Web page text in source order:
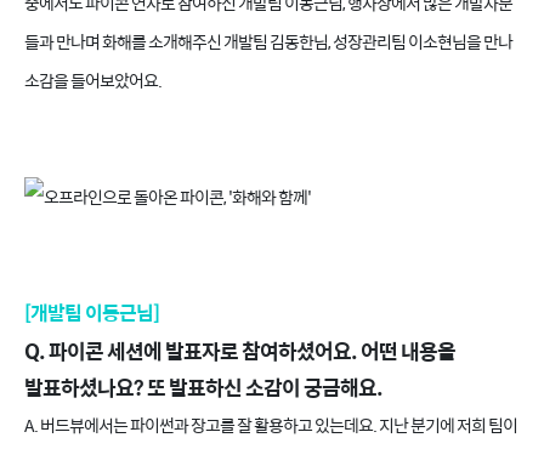
들과 만나며 화해를 소개해주신 개발팀 김동한님, 성장관리팀 이소현님을 만나
소감을 들어보았어요.
[개발팀 이동근님]
Q. 파이콘 세션에 발표자로 참여하셨어요. 어떤 내용을
발표하셨나요? 또 발표하신 소감이 궁금해요.
A. 버드뷰에서는 파이썬과 장고를 잘 활용하고 있는데요. 지난 분기에 저희 팀이